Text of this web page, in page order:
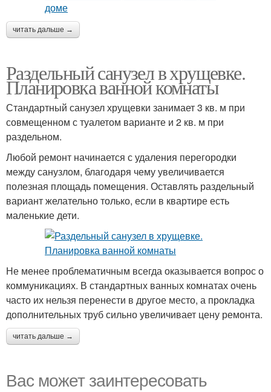
читать дальше →
Раздельный санузел в хрущевке.
Планировка ванной комнаты
Стандартный санузел хрущевки занимает 3 кв. м при
совмещенном с туалетом варианте и 2 кв. м при
раздельном.
Любой ремонт начинается с удаления перегородки
между санузлом, благодаря чему увеличивается
полезная площадь помещения. Оставлять раздельный
вариант желательно только, если в квартире есть
маленькие дети.
Не менее проблематичным всегда оказывается вопрос о
коммуникациях. В стандартных ванных комнатах очень
часто их нельзя перенести в другое место, а прокладка
дополнительных труб сильно увеличивает цену ремонта.
читать дальше →
Вас может заинтересовать